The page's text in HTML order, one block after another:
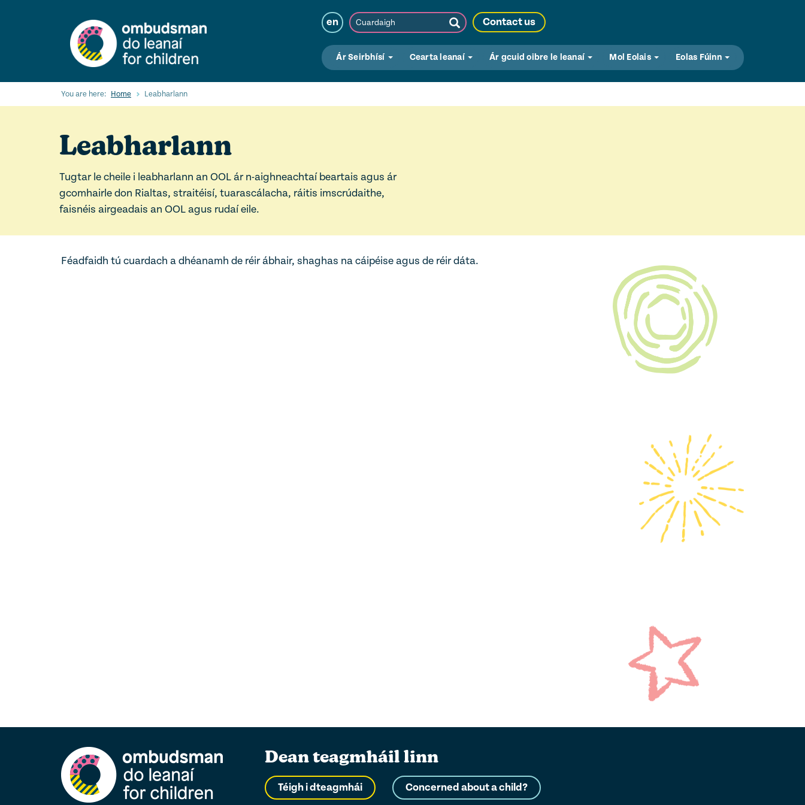
en Cuardaigh
Submit
Search
Contact us
Ár Seirbhísí Cearta leanaí Ár gcuid oibre le leanaí Mol Eolais Eolas Fúinn
You are here: Home Leabharlann
Leabharlann
Tugtar le cheile i leabharlann an OOL ár n-aighneachtaí beartais agus ár
gcomhairle don Rialtas, straitéisí, tuarascálacha, ráitis imscrúdaithe,
faisnéis airgeadais an OOL agus rudaí eile.
Féadfaidh tú cuardach a dhéanamh de réir ábhair, shaghas na cáipéise agus de réir dáta.
Dean teagmháil linn
Téigh i dteagmhái Concerned about a child?